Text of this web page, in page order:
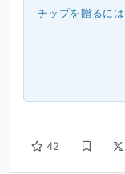
チップを贈るに
42